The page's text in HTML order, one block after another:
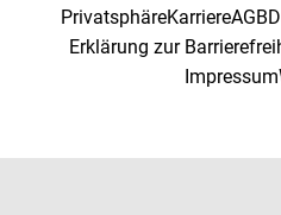
PrivatsphäreKarriereAGB
Erklärung zur
Impressum